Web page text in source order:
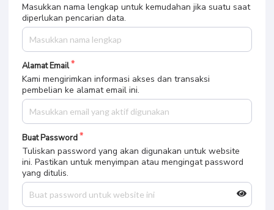
Masukkan nama lengkap untuk kemudahan jika suatu saat
diperlukan pencarian data.
Alamat Email
Kami mengirimkan informasi akses dan transaksi
pembelian ke alamat email ini.
Buat Password
Tuliskan password yang akan digunakan untuk website
ini. Pastikan untuk menyimpan atau mengingat password
yang ditulis.